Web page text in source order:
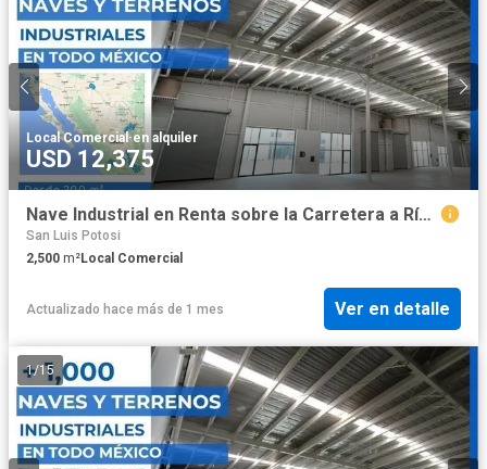
Local Comercial·en alquiler
USD 12,375
Nave Industrial en Renta sobre la Carretera a Río Verde San Luis Potosí 2,500 m2
San Luis Potosi
2,500 m²Local Comercial
Actualizado hace más de 1 mes Ver en detalle
1/15